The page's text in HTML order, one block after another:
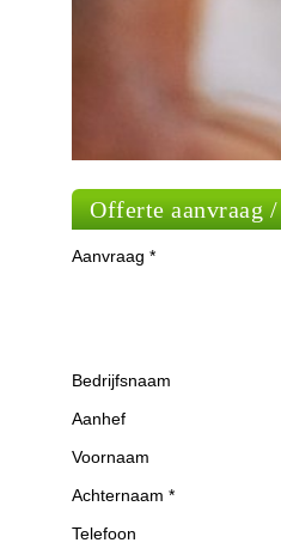
Offerte aanvraag
Aanvraag *
Bedrijfsnaam
Aanhef
Voornaam
Achternaam *
Telefoon